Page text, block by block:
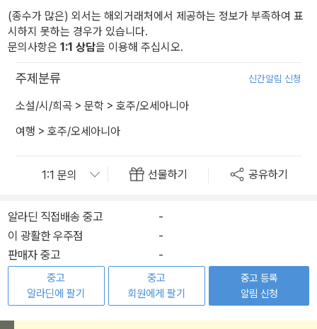
(종수가 많은) 외서는 해외거래처에서 제공하는 정보가 부족하여 표
시하지 못하는 경우가 있습니다.
문의사항은 1:1 상담을 이용해 주십시오.
주제분류 신간알림 신청
소설/시/희곡 > 문학 > 호주/오세아니아
여행 > 호주/오세아니아
선물하기 공유하기
알라딘 직접배송 중고
-
이 광활한 우주점
-
판매자 중고
-
중고
알라딘에 팔기
중고
회원에게 팔기
중고 등록
알림 신청